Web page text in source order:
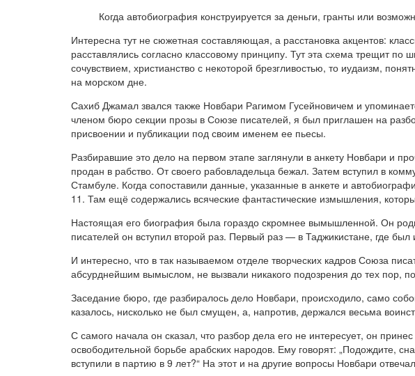
Когда автобиография конструируется за деньги, гранты или
Интересна тут не сюжетная составляющая, а расстановка акцентов:
расставлялись согласно классовому принципу. Тут эта схема трещит
сочувствием, христианство с некоторой брезгливостью, то иудаизм,
на морском дне.
Сахиб Джамал звался также Новбари Рагимом Гусейновичем и
членом бюро секции прозы в Союзе писателей, я был приглашен на
присвоении и публикации под своим именем ее пьесы.
Разбиравшие это дело на первом этапе заглянули в анкету Новбари и
продан в рабство. От своего рабовладельца бежал. Затем вступил в
Стамбуле. Когда сопоставили данные, указанные в анкете и
11. Там ещё содержались всяческие фантастические измышления,
Настоящая его биография была гораздо скромнее вымышленной. Он
писателей он вступил второй раз. Первый раз — в Таджикистане, где
И интересно, что в так называемом отделе творческих кадров Союза
абсурднейшим вымыслом, не вызвали никакого подозрения до тех пор,
Заседание бюро, где разбиралось дело Новбари, происходило, само
казалось, нисколько не был смущен, а, напротив, держался весьма
С самого начала он сказал, что разбор дела его не интересует, он
освободительной борьбе арабских народов. Ему говорят: „Подождите,
вступили в партию в 9 лет?“ На этот и на другие вопросы Новбари